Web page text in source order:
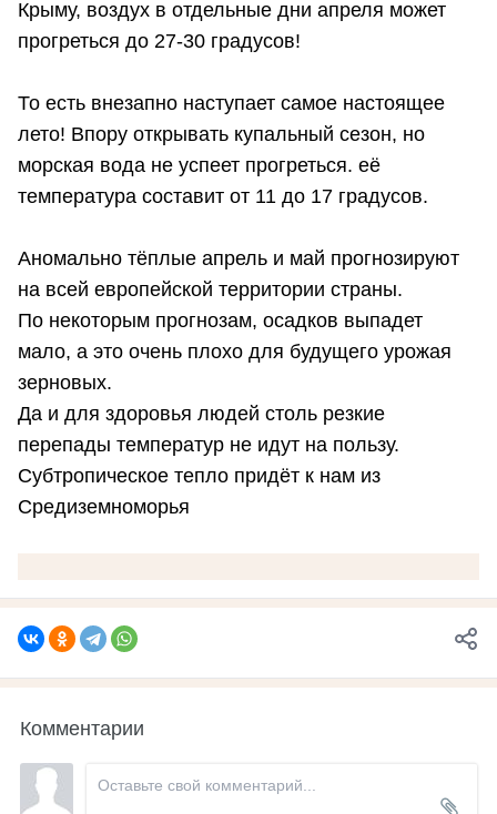
Крыму, воздух в отдельные дни апреля может
прогреться до 27-30 градусов!
То есть внезапно наступает самое настоящее
лето! Впору открывать купальный сезон, но
морская вода не успеет прогреться. её
температура составит от 11 до 17 градусов.
Аномально тёплые апрель и май прогнозируют
на всей европейской территории страны.
По некоторым прогнозам, осадков выпадет
мало, а это очень плохо для будущего урожая
зерновых.
Да и для здоровья людей столь резкие
перепады температур не идут на пользу.
Субтропическое тепло придёт к нам из
Средиземноморья
Комментарии